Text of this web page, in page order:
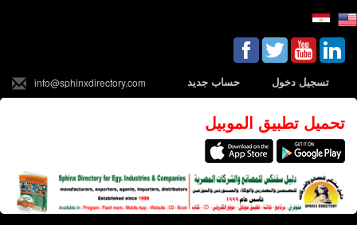
تسجيل دخول حساب جديد info@sphinxdirectory.com
تحميل تطبيق الموبيل